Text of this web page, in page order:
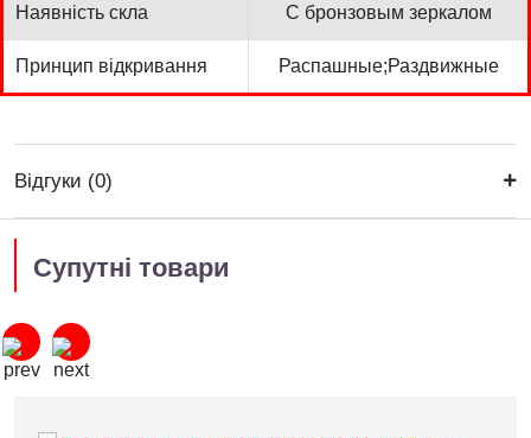
Наявність скла С бронзовым зеркалом
Принцип відкривання Распашные;Раздвижные
Відгуки (0)
Супутні товари